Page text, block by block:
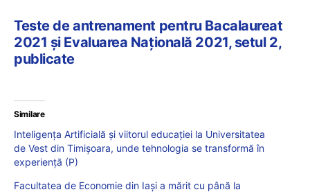
Teste de antrenament pentru Bacalaureat
2021 și Evaluarea Națională 2021, setul 2,
publicate
Similare
Inteligența Artificială și viitorul educației la Universitatea
de Vest din Timișoara, unde tehnologia se transformă în
experiență (P)
Facultatea de Economie din Iași a mărit cu până la